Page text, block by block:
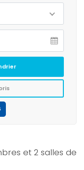
et 2 salles de